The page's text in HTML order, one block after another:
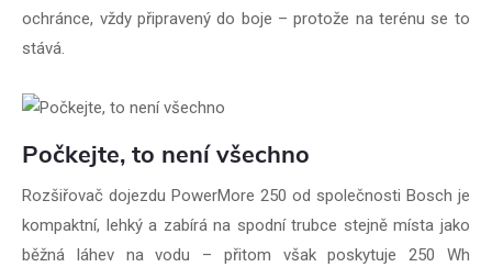
ochránce, vždy připravený do boje – protože na terénu se to
stává.
Počkejte, to není všechno
Rozšiřovač dojezdu PowerMore 250 od společnosti Bosch je
kompaktní, lehký a zabírá na spodní trubce stejně místa jako
běžná láhev na vodu – přitom však poskytuje 250 Wh